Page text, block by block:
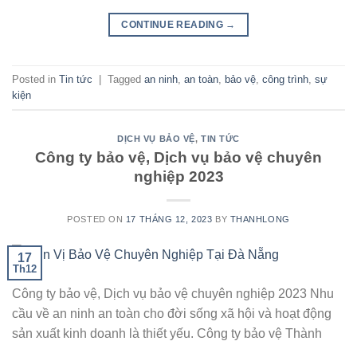
CONTINUE READING →
Posted in Tin tức | Tagged an ninh an toàn bảo vệ công trình sự
kiện
DỊCH VỤ BẢO VỆ,TIN TỨC
Công ty bảo vệ, Dịch vụ bảo vệ chuyên
nghiệp 2023
POSTED ON 17 THÁNG 12, 2023 BY THANHLONG
17
Th12
Công ty bảo vệ, Dịch vụ bảo vệ chuyên nghiệp 2023 Nhu
cầu về an ninh an toàn cho đời sống xã hội và hoạt động
sản xuất kinh doanh là thiết yếu. Công ty bảo vệ Thành